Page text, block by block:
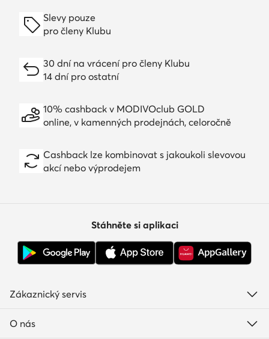
Slevy pouze
pro členy Klubu
30 dní na vrácení pro členy Klubu
14 dní pro ostatní
10% cashback v MODIVOclub GOLD
online, v kamenných prodejnách, celoročně
Cashback lze kombinovat s jakoukoli slevovou
akcí nebo výprodejem
Stáhněte si aplikaci
Zákaznický servis
O nás